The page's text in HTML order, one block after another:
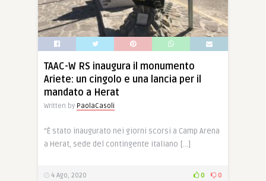
TAAC-W RS inaugura il monumento
Ariete: un cingolo e una lancia per il
mandato a Herat
Written by PaolaCasoli
“È stato inaugurato nei giorni scorsi a Camp Arena
a Herat, sede del contingente italiano […]
4 Ago, 2020 0 0